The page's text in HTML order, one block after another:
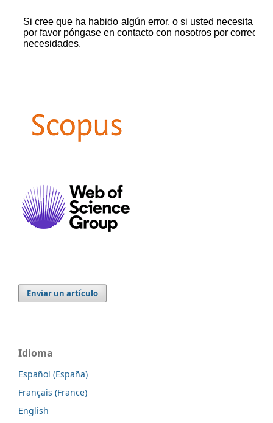
Enviar un artículo
Idioma
Español (España)
Français (France)
English